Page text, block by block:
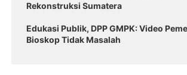
Rekonstruksi Sumatera
Edukasi Publik, DPP GMPK: Video
Bioskop Tidak Masalah